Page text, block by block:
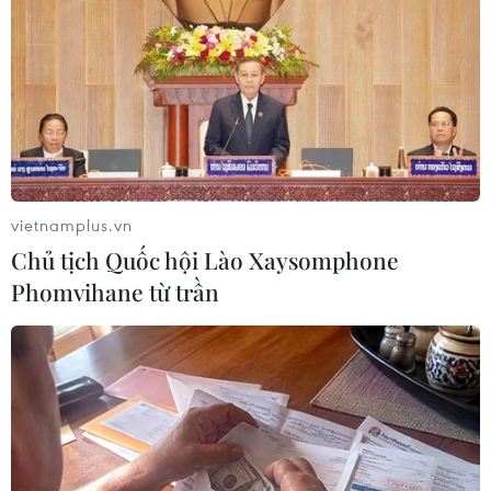
Theo dõi VietnamPlus
TIN LIÊN QUAN
vietnamplus.vn
Chủ tịch Quốc hội Lào Xaysomphone
Phomvihane từ trần